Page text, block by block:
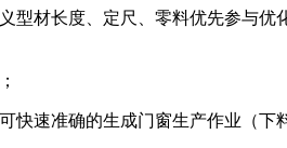
材长度、定尺、零料优先参与
速准确的生成门窗生产作业（下